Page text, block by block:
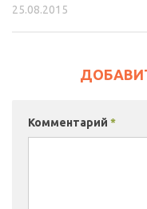
25.08.2015
Комментарий *